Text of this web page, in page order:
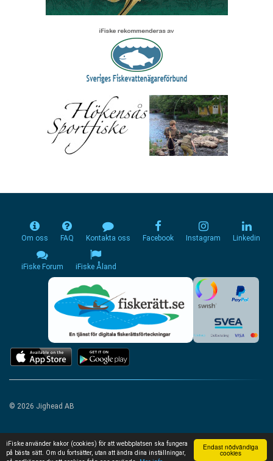
Endast nödvändiga
cookies
iFiske använder kakor (cookies) för att webbplatsen ska fungera
på bästa sätt. Om du fortsätter, utan att ändra dina inställningar,
Om oss FAQ Kontakta oss Facebook Instagram Linkedin
iFiske Forum iFiske Åland
© 2026 Jighead AB